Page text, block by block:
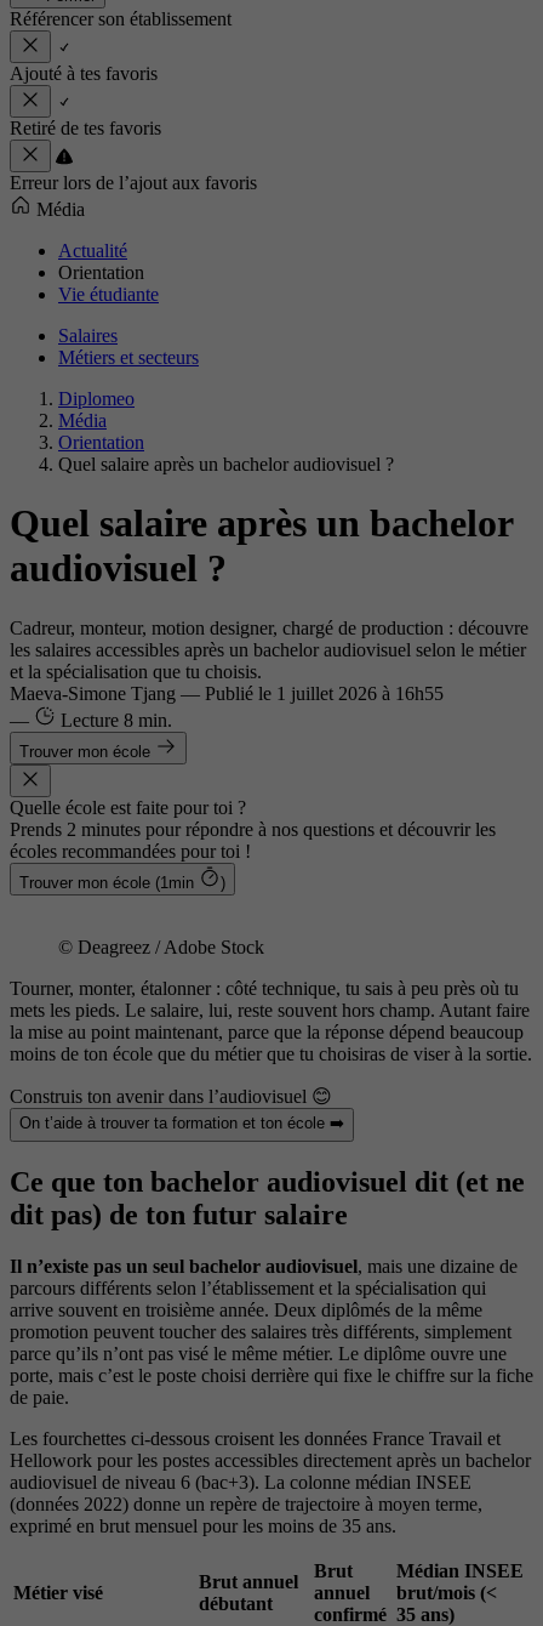
Référencer son établissement
Ajouté à tes favoris
Retiré de tes favoris
Erreur lors de l’ajout aux favoris
Média
Actualité
Orientation
Vie étudiante
Salaires
Métiers et secteurs
Diplomeo
Média
Orientation
Quel salaire après un bachelor audiovisuel ?
Quel salaire après un bachelor
audiovisuel ?
Cadreur, monteur, motion designer, chargé de production : découvre
les salaires accessibles après un bachelor audiovisuel selon le métier
et la spécialisation que tu choisis.
Maeva-Simone Tjang — Publié le 1 juillet 2026 à 16h55
—
Lecture 8 min.
Trouver mon école
Quelle école est faite pour toi ?
Prends 2 minutes pour répondre à nos questions et découvrir les
écoles recommandées pour toi !
Trouver mon école (1min )
© Deagreez / Adobe Stock
Tourner, monter, étalonner : côté technique, tu sais à peu près où tu
mets les pieds. Le salaire, lui, reste souvent hors champ. Autant faire
la mise au point maintenant, parce que la réponse dépend beaucoup
moins de ton école que du métier que tu choisiras de viser à la sortie.
Construis ton avenir dans l’audiovisuel 😊
On t’aide à trouver ta formation et ton école ➡️
Ce que ton bachelor audiovisuel dit (et ne
dit pas) de ton futur salaire
Il n’existe pas un seul bachelor audiovisuel, mais une dizaine de
parcours différents selon l’établissement et la spécialisation qui
arrive souvent en troisième année. Deux diplômés de la même
promotion peuvent toucher des salaires très différents, simplement
parce qu’ils n’ont pas visé le même métier. Le diplôme ouvre une
porte, mais c’est le poste choisi derrière qui fixe le chiffre sur la fiche
de paie.
Les fourchettes ci-dessous croisent les données France Travail et
Hellowork pour les postes accessibles directement après un bachelor
audiovisuel de niveau 6 (bac+3). La colonne médian INSEE
(données 2022) donne un repère de trajectoire à moyen terme,
exprimé en brut mensuel pour les moins de 35 ans.
Métier visé
Brut annuel
débutant
Brut
annuel
confirmé
Médian INSEE
brut/mois (<
35 ans)